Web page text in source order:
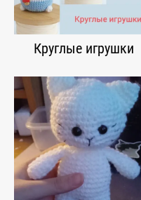
Круглые игрушки